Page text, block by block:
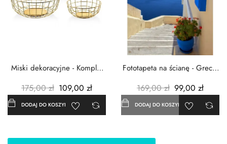
Miski dekoracyjne - Komplet
175,00 zł 109,00 zł
DODAJ DO KOSZYKA
Fototapeta na ścianę - Grecja
169,00 zł 99,00 zł
DODAJ DO KOSZYKA